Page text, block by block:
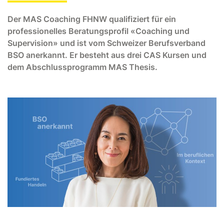
Der MAS Coaching FHNW qualifiziert für ein
professionelles Beratungsprofil «Coaching und
Supervision» und ist vom Schweizer Berufsverband
BSO anerkannt. Er besteht aus drei CAS Kursen und
dem Abschlussprogramm MAS Thesis.